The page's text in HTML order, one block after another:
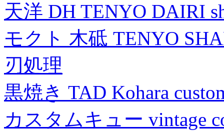
天洋 DH TENYO DAIRI
モクト 木砥 TENYO
刃処理
黒焼き TAD Kohara
カスタムキュー vintage